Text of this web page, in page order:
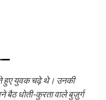
हुए युवक चढ़े थे। उनकी
धोती-कुरता वाले बुज़ुर्ग